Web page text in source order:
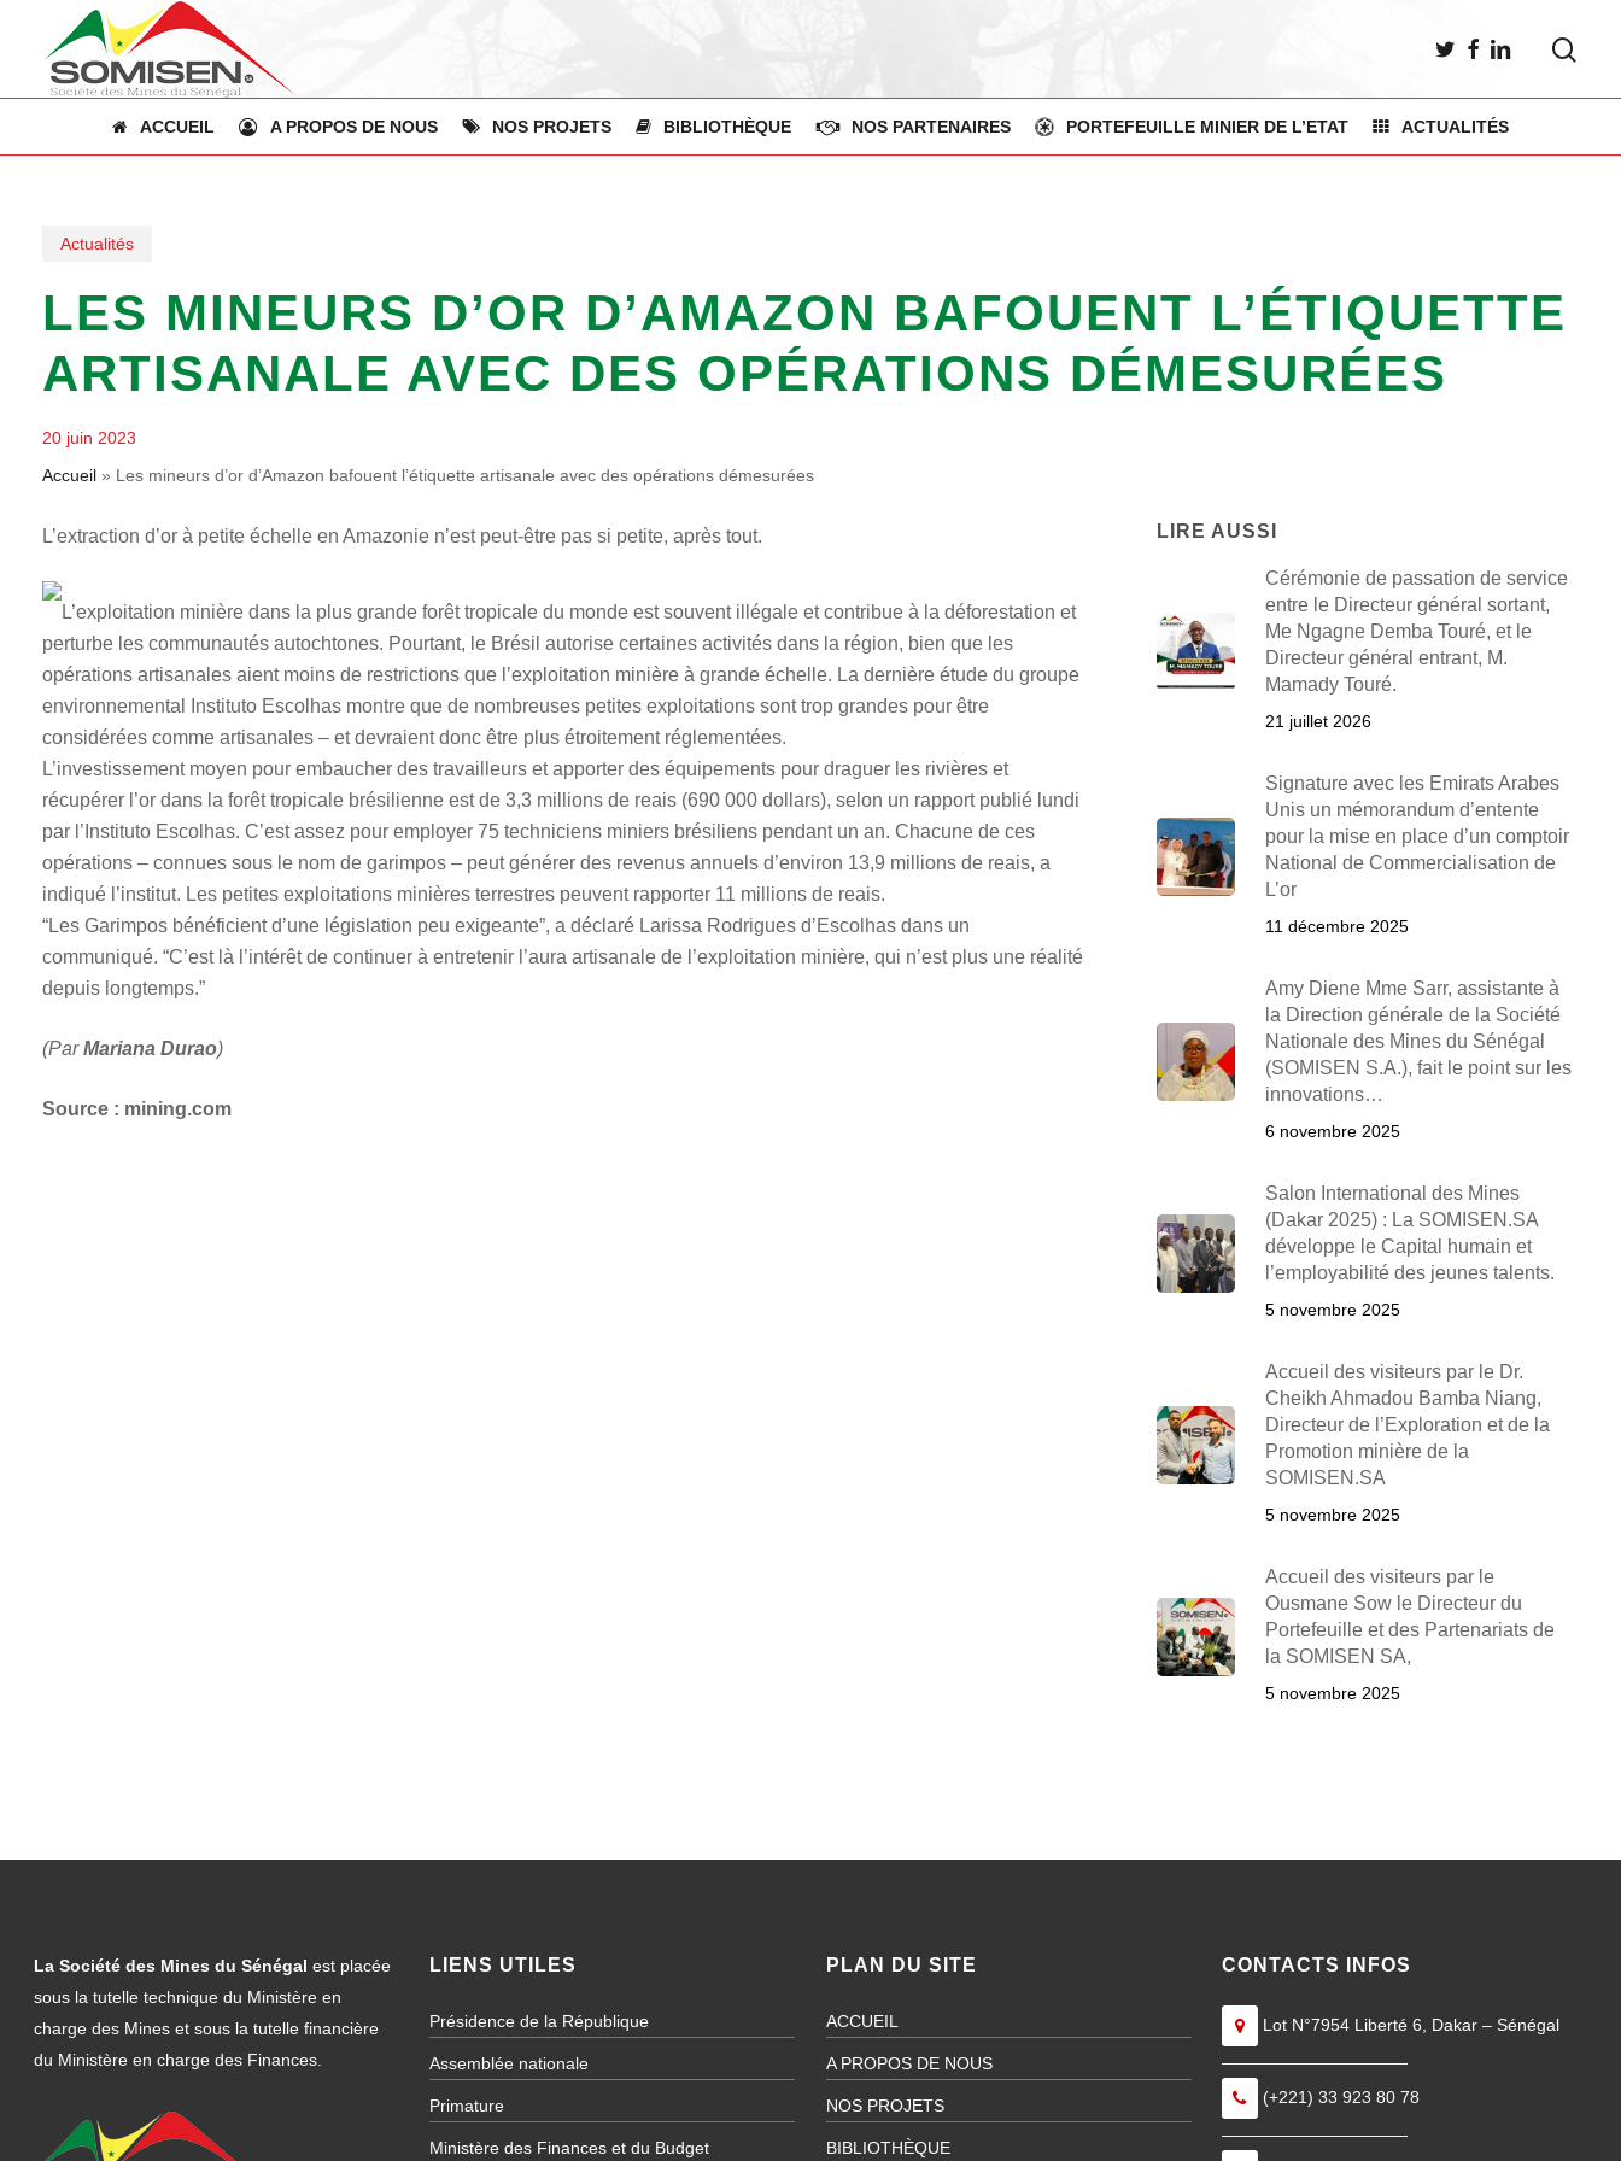
TWITTER
FACEBOOK
LINKEDIN
ACCUEIL A PROPOS DE NOUS NOS PROJETS BIBLIOTHÈQUE NOS PARTENAIRES PORTEFEUILLE MINIER DE L’ETAT ACTUALITÉS
Actualités
LES MINEURS D’OR D’AMAZON BAFOUENT L’ÉTIQUETTE
ARTISANALE AVEC DES OPÉRATIONS DÉMESURÉES
20 juin 2023
Accueil » Les mineurs d’or d’Amazon bafouent l’étiquette artisanale avec des opérations démesurées
L’extraction d’or à petite échelle en Amazonie n’est peut-être pas si petite, après tout.
L’exploitation minière dans la plus grande forêt tropicale du monde est souvent illégale et contribue à la déforestation et
perturbe les communautés autochtones. Pourtant, le Brésil autorise certaines activités dans la région, bien que les
opérations artisanales aient moins de restrictions que l’exploitation minière à grande échelle. La dernière étude du groupe
environnemental Instituto Escolhas montre que de nombreuses petites exploitations sont trop grandes pour être
considérées comme artisanales – et devraient donc être plus étroitement réglementées.
L’investissement moyen pour embaucher des travailleurs et apporter des équipements pour draguer les rivières et
récupérer l’or dans la forêt tropicale brésilienne est de 3,3 millions de reais (690 000 dollars), selon un rapport publié lundi
par l’Instituto Escolhas. C’est assez pour employer 75 techniciens miniers brésiliens pendant un an. Chacune de ces
opérations – connues sous le nom de garimpos – peut générer des revenus annuels d’environ 13,9 millions de reais, a
indiqué l’institut. Les petites exploitations minières terrestres peuvent rapporter 11 millions de reais.
“Les Garimpos bénéficient d’une législation peu exigeante”, a déclaré Larissa Rodrigues d’Escolhas dans un
communiqué. “C’est là l’intérêt de continuer à entretenir l’aura artisanale de l’exploitation minière, qui n’est plus une réalité
depuis longtemps.”
(ParMariana Durao)
Source : mining.com
LIRE AUSSI
Cérémonie de passation de service
entre le Directeur général sortant,
Me Ngagne Demba Touré, et le
Directeur général entrant, M.
Mamady Touré.
21 juillet 2026
Signature avec les Emirats Arabes
Unis un mémorandum d’entente
pour la mise en place d’un comptoir
National de Commercialisation de
L’or
11 décembre 2025
Amy Diene Mme Sarr, assistante à
la Direction générale de la Société
Nationale des Mines du Sénégal
(SOMISEN S.A.), fait le point sur les
innovations…
6 novembre 2025
Salon International des Mines
(Dakar 2025) : La SOMISEN.SA
développe le Capital humain et
l’employabilité des jeunes talents.
5 novembre 2025
Accueil des visiteurs par le Dr.
Cheikh Ahmadou Bamba Niang,
Directeur de l’Exploration et de la
Promotion minière de la
SOMISEN.SA
5 novembre 2025
Accueil des visiteurs par le
Ousmane Sow le Directeur du
Portefeuille et des Partenariats de
la SOMISEN SA,
5 novembre 2025
La Société des Mines du Sénégal est placée
sous la tutelle technique du Ministère en
charge des Mines et sous la tutelle financière
du Ministère en charge des Finances.
LIENS UTILES
Présidence de la République
Assemblée nationale
Primature
Ministère des Finances et du Budget
PLAN DU SITE
ACCUEIL
A PROPOS DE NOUS
NOS PROJETS
BIBLIOTHÈQUE
CONTACTS INFOS
Lot N°7954 Liberté 6, Dakar – Sénégal
———————————
(+221) 33 923 80 78
———————————